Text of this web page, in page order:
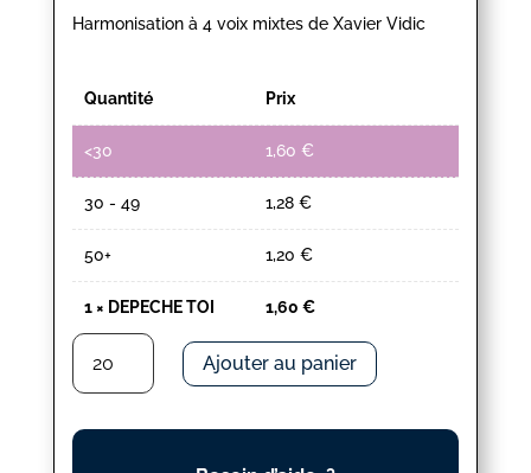
Harmonisation à 4 voix mixtes de Xavier Vidic
Quantité Prix
<30 1,60 €
30 - 49 1,28 €
50+ 1,20 €
1× DEPECHE TOI 1,60 €
quantité
DEPECHE
TOI
Ajouter au panier